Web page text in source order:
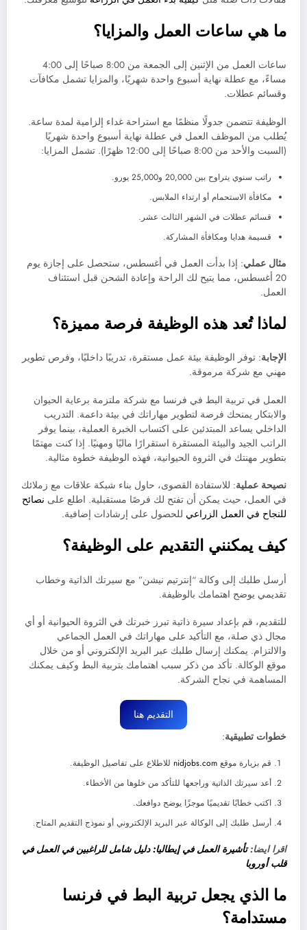
ما هي ساعات العمل والمزايا؟
ساعات العمل من الإثنين إلى الجمعة من 8:00 صباحًا إلى 4:00
مساءً، مع عطلة نهاية أسبوع واحدة شهريًا، والمزايا تشمل مكافآت
وقسائم عطلات.
الوظيفة تتضمن جدولًا منظمًا مع استراحة غداء إلزامية لمدة ساعة.
يُطلب من الموظف العمل في عطلة نهاية أسبوع واحدة شهريًا
(السبت والأحد من 8:00 صباحًا إلى 12:00 ظهرًا). تشمل المزايا:
راتب سنوي يتراوح بين 20,000 و25,000 يورو.
مكافأة الاستحمام أو ارتداء الملابس.
قسائم عطلات في الشهر الثالث عشر.
قسيمة هدايا ومكافأة المشاركة.
مثال عملي: إذا بدأت العمل في أغسطس، ستحصل على إجازة يوم
20 أغسطس، مما يتيح لك الراحة وإعادة الشحن قبل استئناف
العمل.
لماذا تُعد هذه الوظيفة فرصة مميزة؟
الإجابة: توفر الوظيفة بيئة عمل مستقرة، تدريبًا داخليًا، وفرص تطوير
مهني مع شركة مرموقة.
العمل في تربية البط في فرنسا مع شركة ملتزمة برعاية الحيوان
والابتكار يمنحك فرصة لتطوير مهاراتك في بيئة داعمة. التدريب
الداخلي يساعد المبتدئين على اكتساب الخبرة العملية، بينما يوفر
الراتب الجيد والبيئة المستقرة استقرارًا ماليًا ومهنيًا. إذا كنت مهتمًا
بتطوير مهنتك في الثروة الحيوانية، فهذه الوظيفة خطوة مثالية.
نصيحة عملية: للاستفادة القصوى، حاول بناء شبكة علاقات مع زملائك
في العمل، حيث يمكن أن تفتح لك فرصًا مستقبلية. اطلع على نصائح
للنجاح في العمل الزراعي للحصول على إرشادات إضافية.
كيف يمكنني التقديم على الوظيفة؟
أرسل طلبك إلى وكالة “إنترتيم نيشن” مع سيرتك الذاتية وخطاب
تقديمي يوضح اهتمامك بالوظيفة.
للتقديم، قم بإعداد سيرة ذاتية تبرز خبرتك في الثروة الحيوانية أو أي
مجال ذي صلة، مع التأكيد على مهاراتك في العمل الجماعي
والالتزام. يمكنك إرسال طلبك عبر البريد الإلكتروني أو من خلال
موقع الوكالة. تأكد من ذكر سبب اهتمامك بتربية البط وكيف يمكنك
المساهمة في نجاح الشركة.
التقديم هنا
خطوات تطبيقية:
قم بزيارة موقع nidjobs.com للاطلاع على تفاصيل الوظيفة.
أعد سيرتك الذاتية وراجعها للتأكد من خلوها من الأخطاء.
اكتب خطابًا تقديميًا موجزًا يوضح دوافعك.
أرسل طلبك إلى الوكالة عبر البريد الإلكتروني أو نموذج التقديم المتاح.
اقرا ايضا:تأشيرة العمل في إيطاليا: دليل شامل للراغبين في العمل في
قلب أوروبا
ما الذي يجعل تربية البط في فرنسا
مستدامة؟